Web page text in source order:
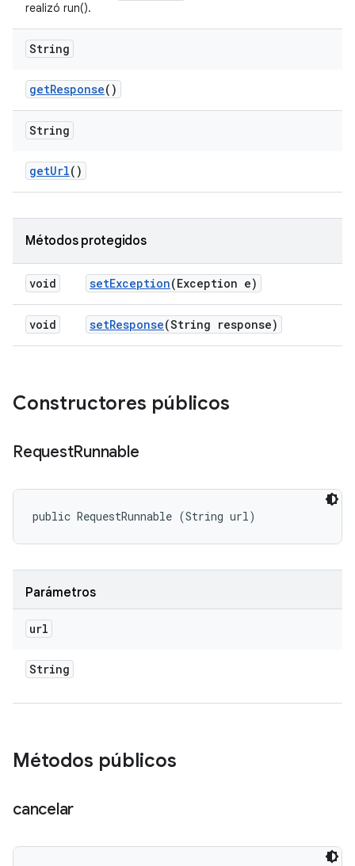
realizó run().
String
getResponse()
String
getUrl()
Métodos protegidos
void setException(Exception e)
void setResponse(String response)
Constructores públicos
RequestRunnable
public RequestRunnable (String url)
Parámetros
url
String
Métodos públicos
cancelar